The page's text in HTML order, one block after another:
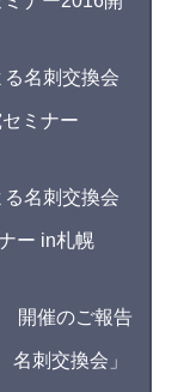
名刺交換会
ミナー
名刺交換会
ー in札幌
開催のご報告
刺交換会」